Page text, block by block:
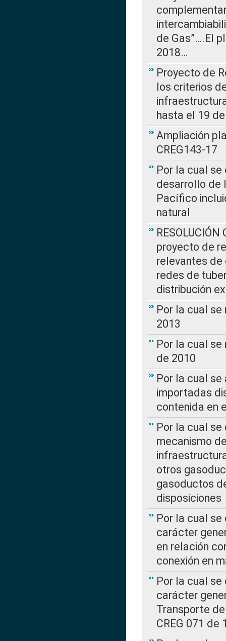
de Gas”….El
2018…
Proyecto de
los criterios
hasta el 19
Ampliación
CREG143-17
Por la cual
desarrollo de
Pacífico
natural
proyecto de
relevantes de
redes de
distribución
Por la cual se
2013
Por la cual se
de 2010
Por la cual
importadas
contenida en
Por la cual se
mecanismo
otros
gasoductos
disposiciones
Por la cual
carácter
en relación
conexión en
Por la cual
carácter
Transporte
CREG 071 de